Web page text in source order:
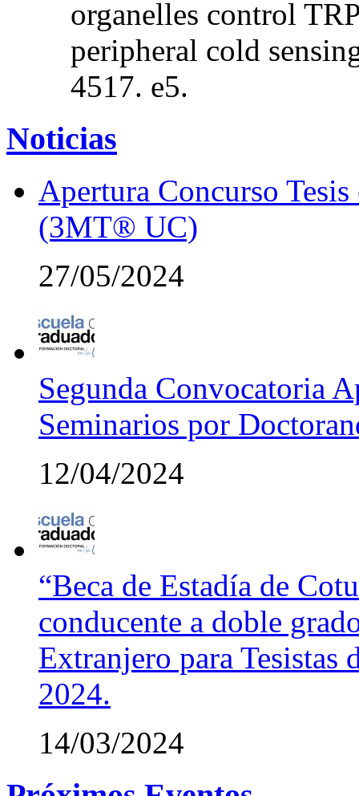
organelles control
peripheral cold
4517. e5.
Noticias
Apertura Concurso
(3MT® UC)
27/05/2024
Segunda Convocatoria
Seminarios por
12/04/2024
“Beca de Estadía de
conducente a doble
Extranjero para Tesistas
2024.
14/03/2024